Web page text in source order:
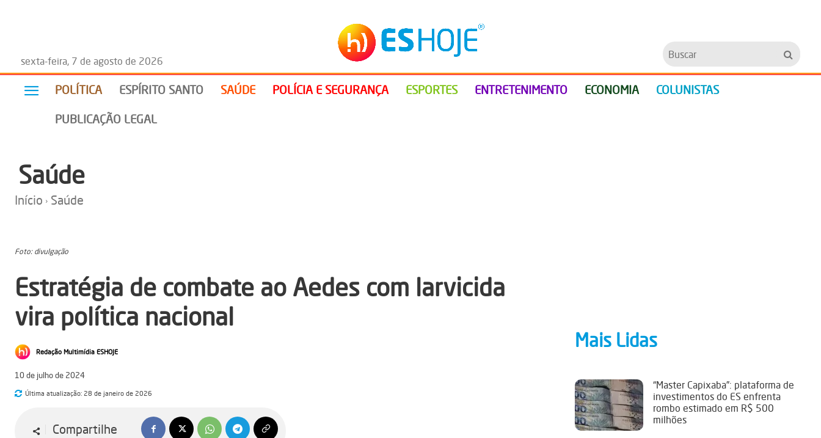
sexta-feira, 7 de agosto de 2026
Buscar
POLÍTICA ESPÍRITO SANTO SAÚDE POLÍCIA E SEGURANÇA ESPORTES ENTRETENIMENTO ECONOMIA COLUNISTAS
PUBLICAÇÃO LEGAL
Saúde
Início Saúde
Foto: divulgação
Estratégia de combate ao Aedes com larvicida
vira política nacional
Redação Multimídia ESHOJE
10 de julho de 2024
Última atualização: 28 de janeiro de 2026
Compartilhe
Mais Lidas
“Master Capixaba”: plataforma de
investimentos do ES enfrenta
rombo estimado em R$ 500
milhões